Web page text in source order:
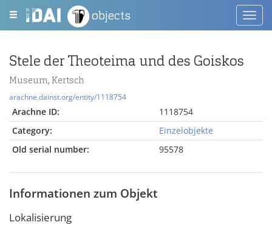
objects
Stele der Theoteima und des Goiskos
Museum, Kertsch
arachne.dainst.org/entity/1118754
Arachne ID:
1118754
Category:
Einzelobjekte
Old serial number:
95578
Informationen zum Objekt
Lokalisierung